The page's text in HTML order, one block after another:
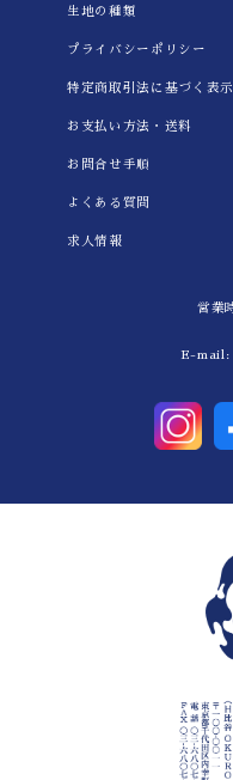
生地の種類
プライバシーポリシー
特定商取引法に基づく表示
お支払い方法・送料
お問合せ手順
よくある質問
求人情報
営業
E-mail: